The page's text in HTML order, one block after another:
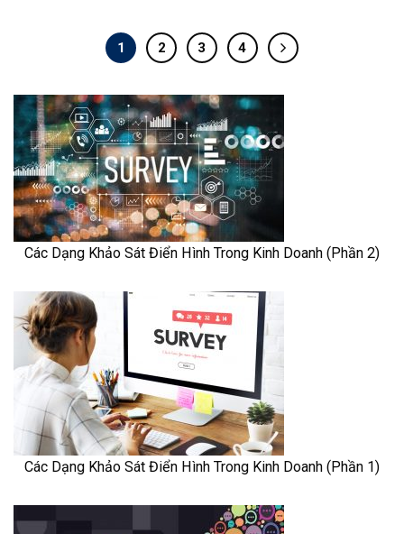
1 2 3 4
Các Dạng Khảo Sát Điển Hình Trong Kinh Doanh (Phần 2)
Các Dạng Khảo Sát Điển Hình Trong Kinh Doanh (Phần 1)